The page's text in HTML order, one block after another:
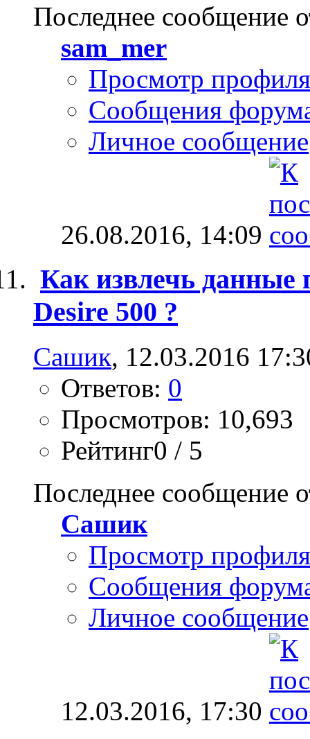
Последнее сообщение
sam_mer
Просмотр профиля
Сообщения
Личное сообщение
26.08.2016, 14:09
Как извлечь данные
Desire 500 ?
Сашик, 12.03.2016
Ответов: 0
Просмотров: 10,693
Рейтинг0 / 5
Последнее сообщение
Сашик
Просмотр профиля
Сообщения
Личное сообщение
12.03.2016, 17:30